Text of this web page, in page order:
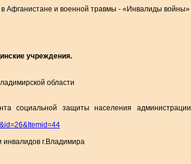
Афганистане и военной травмы - «Инвалиды войны»
учреждения.
области
социальной защиты населения администрации
инвалидов г.Владимира